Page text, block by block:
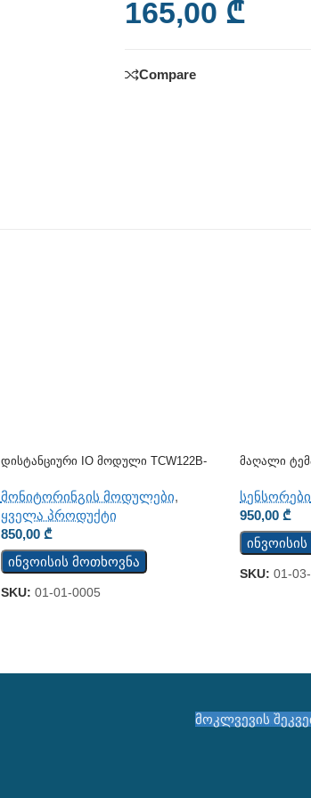
165,00 ₾
Compare
Დისტანციური IO Მოდული TCW122B-
მონიტორინგის მოდულები,
ყველა პროდუქტი
850,00 ₾
ინვოისის მოთხოვნა
SKU: 01-01-0005
Მაღალი
სენსორები
950,00₾
SKU:01-
მოკლვევის